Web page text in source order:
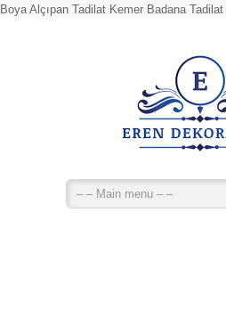
Boya Alçıpan Tadilat Kemer Badana Tadilat